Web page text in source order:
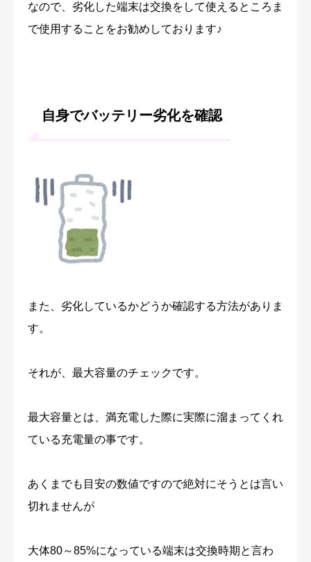
なので、劣化した端末は交換をして使えるところま
で使用することをお勧めしております♪
自身でバッテリー劣化を確認
また、劣化しているかどうか確認する方法がありま
す。
それが、最大容量のチェックです。
最大容量とは、満充電した際に実際に溜まってくれ
ている充電量の事です。
あくまでも目安の数値ですので絶対にそうとは言い
切れませんが
大体80～85%になっている端末は交換時期と言わ